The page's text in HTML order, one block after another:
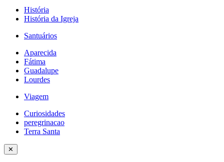
História
História da Igreja
Santuários
Aparecida
Fátima
Guadalupe
Lourdes
Viagem
Curiosidades
peregrinacao
Terra Santa
✕